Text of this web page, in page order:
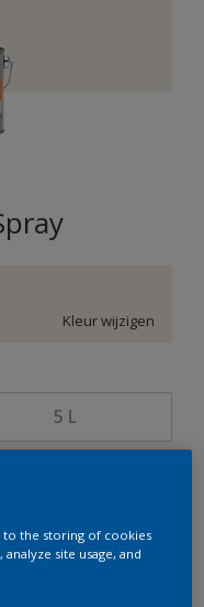
Kleur wijzigen
5 L
to the storing of cookies
site usage, and